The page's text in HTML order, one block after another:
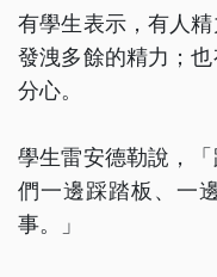
有學生表示，有人精
發洩多餘的精力；
分心。
學生雷安德勒說，
們一邊踩踏板、一
事。」